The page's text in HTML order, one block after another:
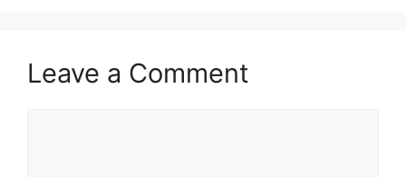
Leave a Comment